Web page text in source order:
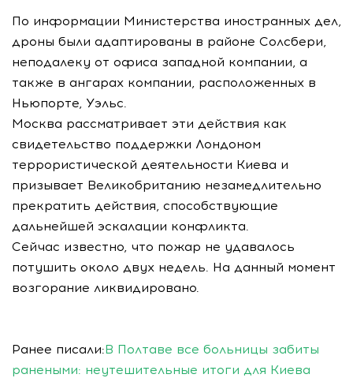
По информации Министерства иностранных дел,
дроны были адаптированы в районе Солсбери,
неподалеку от офиса западной компании, а
также в ангарах компании, расположенных в
Ньюпорте, Уэльс.
Москва рассматривает эти действия как
свидетельство поддержки Лондоном
террористической деятельности Киева и
призывает Великобританию незамедлительно
прекратить действия, способствующие
дальнейшей эскалации конфликта.
Сейчас известно, что пожар не удавалось
потушить около двух недель. На данный момент
возгорание ликвидировано.
Ранее писали:В Полтаве все больницы забиты
ранеными: неутешительные итоги для Киева